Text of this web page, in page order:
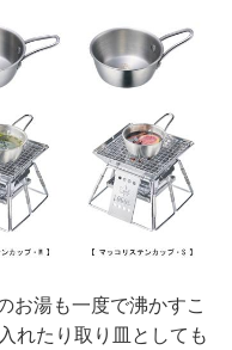
お湯も一度で沸かすこ
れたり取り皿としても